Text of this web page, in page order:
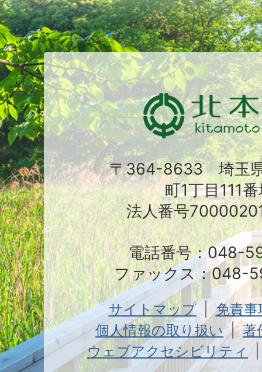
〒364-8633 埼玉
町1丁目111
法人番号
電話番号：048-
ファックス：048-
サイトマップ
免責
個人情報の取り扱い
著
ウェブアクセシビリティ